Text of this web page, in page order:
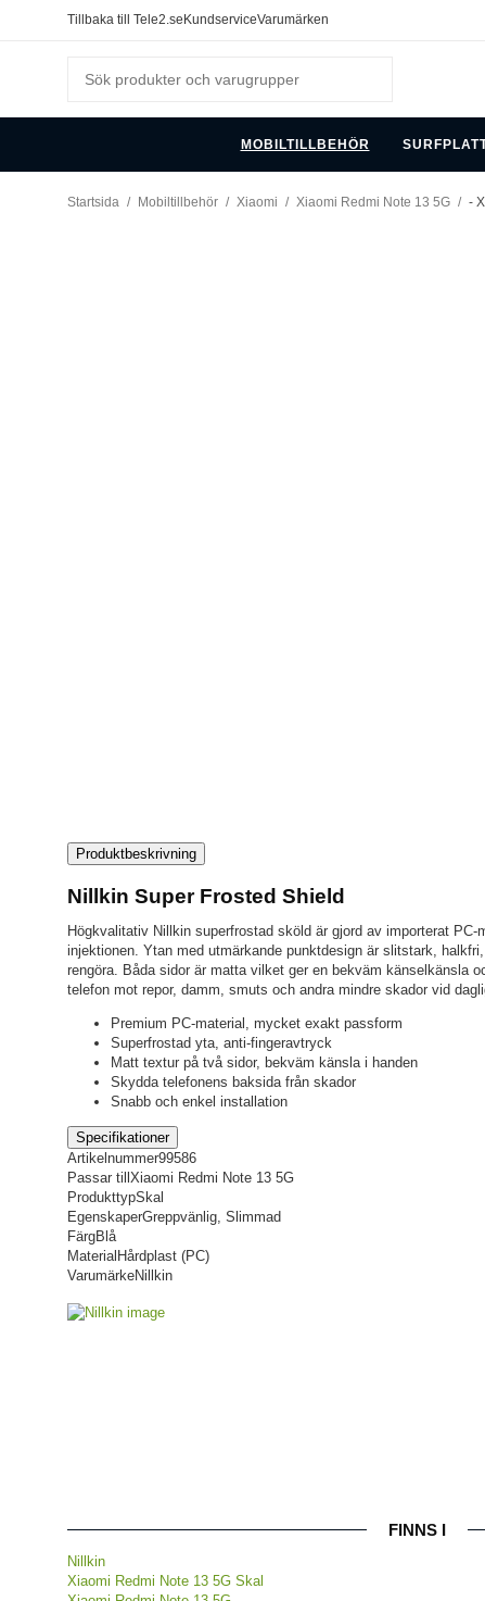
Tillbaka till Tele2.se KundserviceVarumärken
MOBILTILLBEHÖR
Startsida / Mobiltillbehör / Xiaomi / Xiaomi Redmi Note 13 5G / -
Produktbeskrivning
Nillkin Super Frosted Shield
Högkvalitativ Nillkin superfrostad sköld är gjord av importerat
injektionen. Ytan med utmärkande punktdesign är slitstark,
rengöra. Båda sidor är matta vilket ger en bekväm känselkänsla
telefon mot repor, damm, smuts och andra mindre skador vid
Premium PC-material, mycket exakt passform
Superfrostad yta, anti-fingeravtryck
Matt textur på två sidor, bekväm känsla i handen
Skydda telefonens baksida från skador
Snabb och enkel installation
Specifikationer
Artikelnummer99586
Passar till Xiaomi Redmi Note 13 5G
ProdukttypSkal
EgenskaperGreppvänlig, Slimmad
FärgBlå
Material Hårdplast (PC)
VarumärkeNillkin
FINNS I
Nillkin
Xiaomi Redmi Note 13 5G Skal